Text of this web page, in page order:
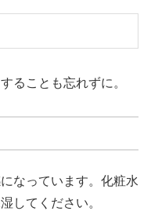
ることも忘れずに。
なっています。化粧水
してください。